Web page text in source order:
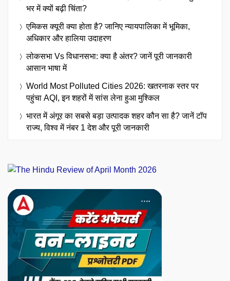
भर में क्यों बढ़ी चिंता?
एमिकस क्यूरी क्या होता है? जानिए न्यायपालिका में भूमिका,
अधिकार और हालिया उदाहरण
लोकसभा Vs विधानसभा: क्या है अंतर? जानें पूरी जानकारी
आसान भाषा में
World Most Polluted Cities 2026: खतरनाक स्तर पर
पहुंचा AQI, इन शहरों में सांस लेना हुआ मुश्किल
भारत में अंगूर का सबसे बड़ा उत्पादक शहर कौन सा है? जानें टॉप
राज्य, विश्व में नंबर 1 देश और पूरी जानकारी